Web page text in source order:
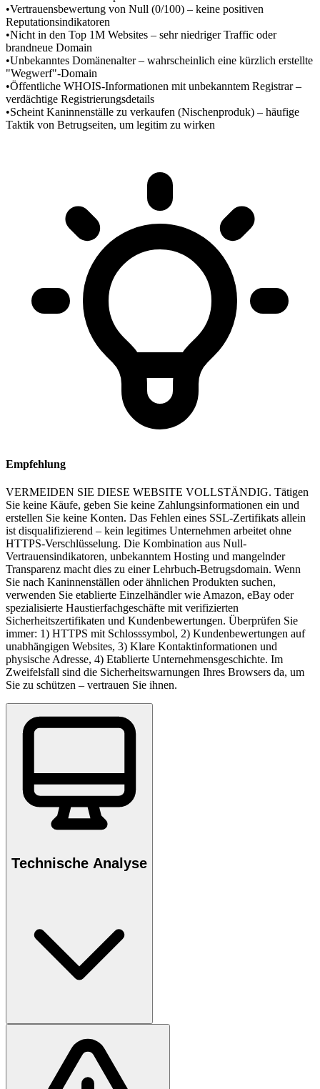
•Vertrauensbewertung von Null (0/100) – keine positiven
Reputationsindikatoren
•Nicht in den Top 1M Websites – sehr niedriger Traffic oder
brandneue Domain
•Unbekanntes Domänenalter – wahrscheinlich eine kürzlich erstellte
"Wegwerf"-Domain
•Öffentliche WHOIS-Informationen mit unbekanntem Registrar –
verdächtige Registrierungsdetails
•Scheint Kaninnenställe zu verkaufen (Nischenproduk) – häufige
Taktik von Betrugseiten, um legitim zu wirken
Empfehlung
VERMEIDEN SIE DIESE WEBSITE VOLLSTÄNDIG. Tätigen
Sie keine Käufe, geben Sie keine Zahlungsinformationen ein und
erstellen Sie keine Konten. Das Fehlen eines SSL-Zertifikats allein
ist disqualifizierend – kein legitimes Unternehmen arbeitet ohne
HTTPS-Verschlüsselung. Die Kombination aus Null-
Vertrauensindikatoren, unbekanntem Hosting und mangelnder
Transparenz macht dies zu einer Lehrbuch-Betrugsdomain. Wenn
Sie nach Kaninnenställen oder ähnlichen Produkten suchen,
verwenden Sie etablierte Einzelhändler wie Amazon, eBay oder
spezialisierte Haustierfachgeschäfte mit verifizierten
Sicherheitszertifikaten und Kundenbewertungen. Überprüfen Sie
immer: 1) HTTPS mit Schlosssymbol, 2) Kundenbewertungen auf
unabhängigen Websites, 3) Klare Kontaktinformationen und
physische Adresse, 4) Etablierte Unternehmensgeschichte. Im
Zweifelsfall sind die Sicherheitswarnungen Ihres Browsers da, um
Sie zu schützen – vertrauen Sie ihnen.
Technische Analyse